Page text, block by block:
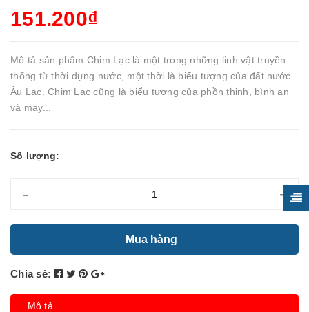
151.200₫
Mô tả sản phẩm Chim Lạc là một trong những linh vật truyền
thống từ thời dựng nước, một thời là biểu tượng của đất nước
Âu Lạc. Chim Lạc cũng là biểu tượng của phồn thịnh, bình an
và may...
Số lượng:
- +
Mua hàng
Chia sẻ:
Mô tả